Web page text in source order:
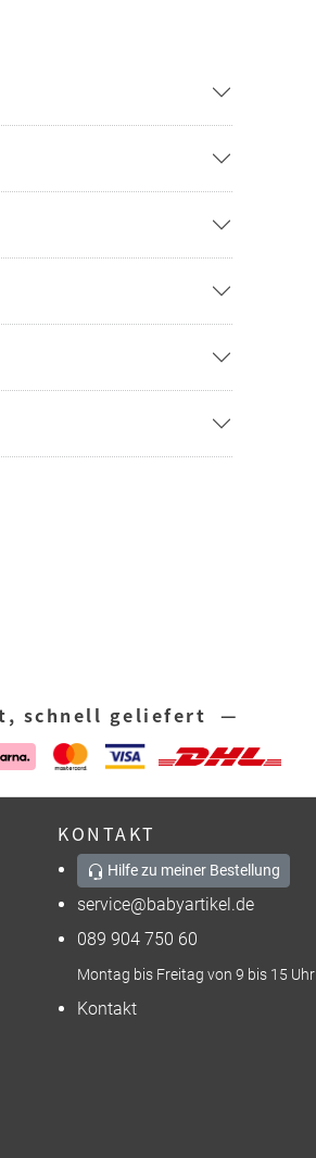
schnell geliefert —
KONTAKT
Hilfe zu meiner Bestellung
service@babyartikel.de
089 904 750 60
Montag bis Freitag von 9 bis 15 Uhr
Kontakt